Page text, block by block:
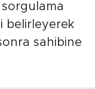
belirleyerek
sahibine